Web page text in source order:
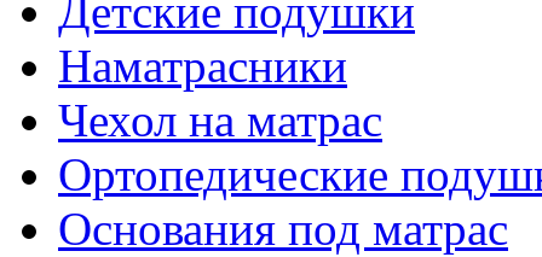
Детские подушки
Наматрасники
Чехол на матрас
Ортопедические
Основания под матрас